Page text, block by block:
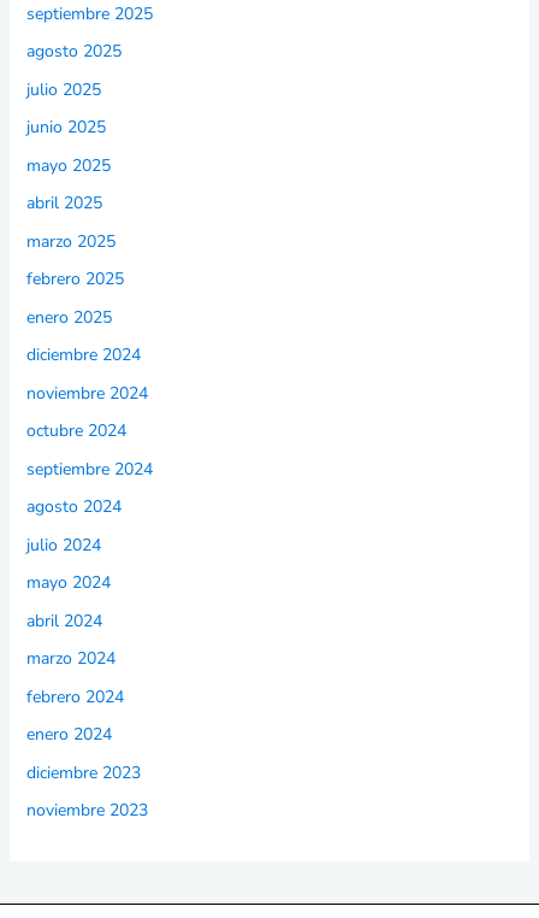
septiembre 2025
agosto 2025
julio 2025
junio 2025
mayo 2025
abril 2025
marzo 2025
febrero 2025
enero 2025
diciembre 2024
noviembre 2024
octubre 2024
septiembre 2024
agosto 2024
julio 2024
mayo 2024
abril 2024
marzo 2024
febrero 2024
enero 2024
diciembre 2023
noviembre 2023